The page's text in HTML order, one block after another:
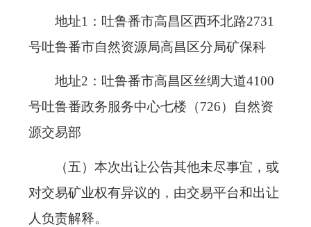
地址1：吐鲁番市高昌区西环北路2731
号吐鲁番市自然资源局高昌区分局矿保科
地址2：吐鲁番市高昌区丝绸大道4100
号吐鲁番政务服务中心七楼（726）自然资
源交易部
（五）本次出让公告其他未尽事宜，或
对交易矿业权有异议的，由交易平台和出让
人负责解释。